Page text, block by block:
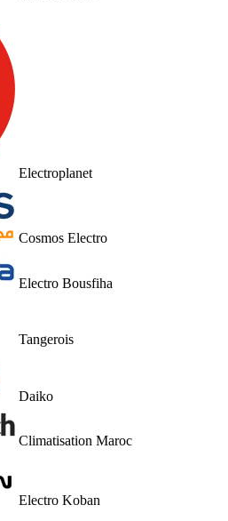
Electroplanet
Cosmos Electro
Electro Bousfiha
Tangerois
Daiko
Climatisation Maroc
Electro Koban